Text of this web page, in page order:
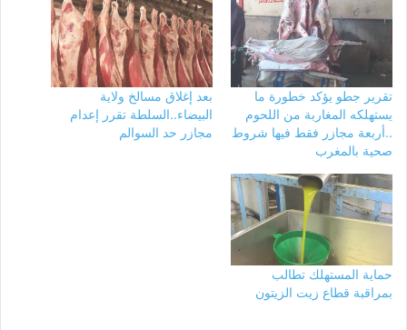
تقرير جطو يؤكد خطورة ما
يستهلكه المغاربة من اللحوم
..أربعة مجازر فقط فيها شروط
صحية بالمغرب
بعد إغلاق مسالخ ولاية
البيضاء..السلطة تقرر إعدام
مجازر حد السوالم
حماية المستهلك تطالب
بمراقبة قطاع زيت الزيتون